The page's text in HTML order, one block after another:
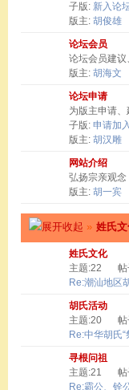
子版: 新入论
版主: 胡俊雄
论坛会员
论坛会员建议
版主: 胡海文
论坛申请
为版主申请、
子版: 申请加
版主: 胡汉雕
网站介绍
弘扬宗亲观念
版主: 胡一宾
» 姓氏
姓氏文化
主题:22
帖
Re:潮汕地区
胡氏活动
主题:20
帖
Re:中华胡氏
寻根问祖
主题:21
帖
Re:霸公、铨